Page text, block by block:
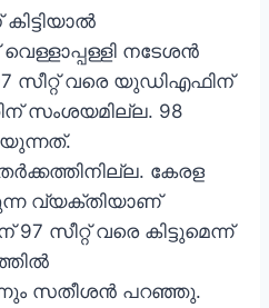
നടേശന്‍
സീറ്റ് വരെ യുഡിഎഫിന്
സംശയമില്ല. 98
കേരള
വ്യക്തിയാണ്
സീറ്റ് വരെ കിട്ടുമെന്ന്
സതീശന്‍ പറഞ്ഞു.